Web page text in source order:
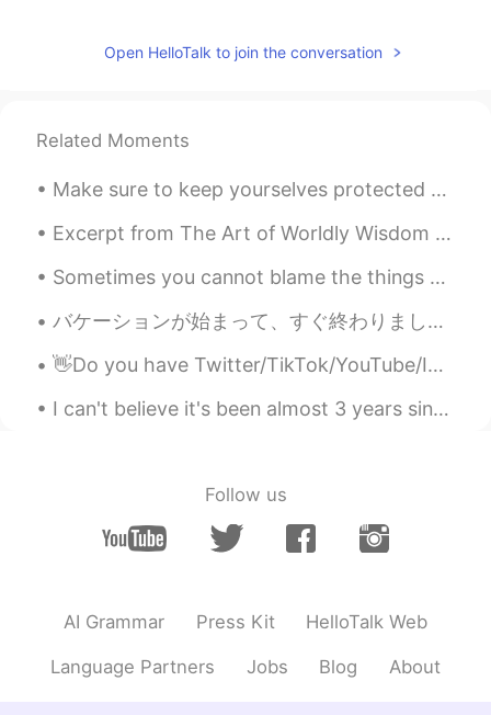
グをしました。
ハイキング中
た！
言葉覚えてないけど、山の野菜教えっ
た！
てもらった！
トレールで食べった！
トレールで食べた！
い一緒にハイキング
がら喋った。
JP
Open HelloTalk to join the conversation
Related Moments
Make sure to keep yourselves protected when you are outside or working. Respect everyone and prot...
Excerpt from The Art of Worldly Wisdom by Baltasar Gracián. ccxxiv Never take Things against the...
Sometimes you cannot blame the things you say in a language on your skill level in that language....
バケーションが始まって、すぐ終わりました。悲しいです！！戻りたい😭😭🥲 私の国は２つの島です。トリニダード・トバゴと言う国です。私はトリニダードに住んでいる、だけどトバゴが1番好きです。すごい...
👋Do you have Twitter/TikTok/YouTube/Instagram channels that share your passion about language lea...
I can't believe it's been almost 3 years since I visited Japan. I can't wait to return once covid...
Follow us
AI Grammar Press Kit HelloTalk Web
Language Partners Jobs Blog About